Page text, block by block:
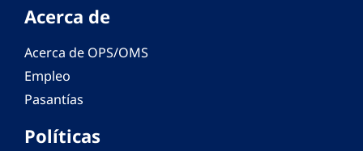
Acerca de
Acerca de OPS/OMS
Empleo
Pasantías
Políticas